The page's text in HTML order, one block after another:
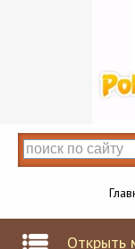
Открыть